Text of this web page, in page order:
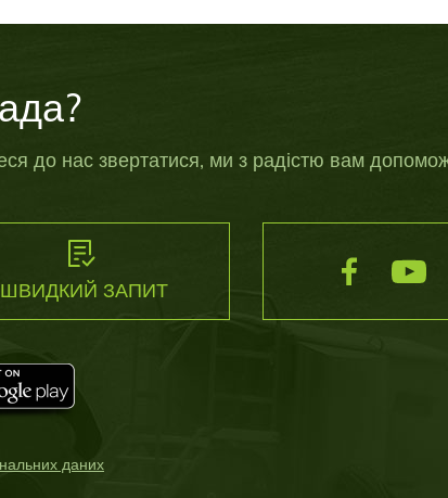
до нас звертатися, ми з радістю вам
ШВИДКИЙ ЗАПИТ
даних